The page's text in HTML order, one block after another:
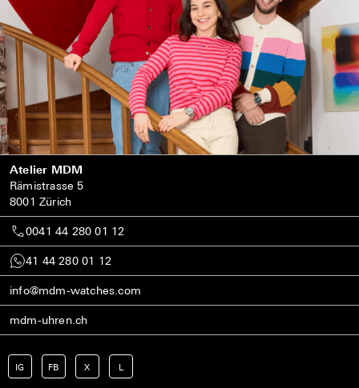
Atelier MDM
Rämistrasse 5
8001 Zürich
0041 44 280 01 12
41 44 280 01 12
info@mdm-watches.com
mdm-uhren.ch
IG FB X L